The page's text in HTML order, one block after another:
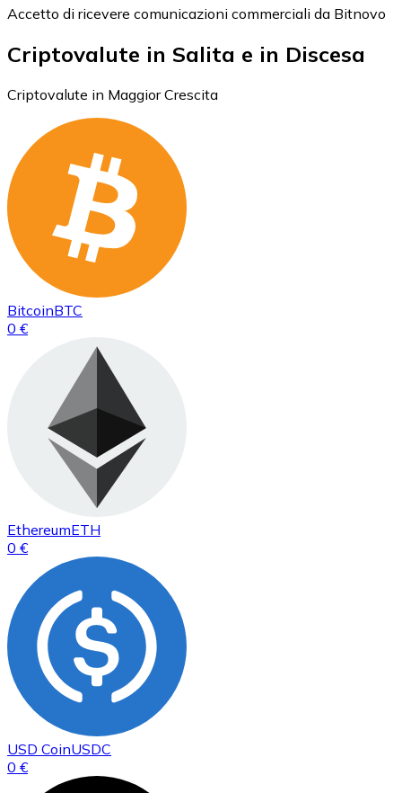
Accetto di ricevere comunicazioni commerciali da Bitnovo
Criptovalute in Salita e in Discesa
Criptovalute in Maggior Crescita
BitcoinBTC
0 €
EthereumETH
0 €
USD CoinUSDC
0 €